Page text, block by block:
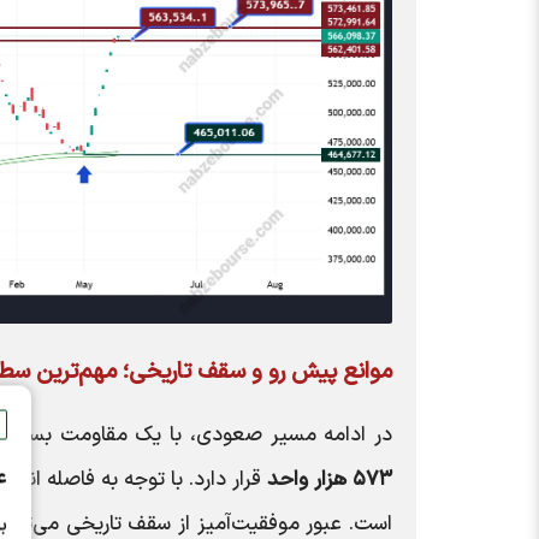
موانع پیش رو و سقف تاریخی؛ مهم‌ترین
در ادامه مسیر صعودی، با یک مقاومت
۵۷۳ هزار واحد
قرار دارد. با توجه به فاصله
است. عبور موفقیت‌آمیز از سقف تاریخی